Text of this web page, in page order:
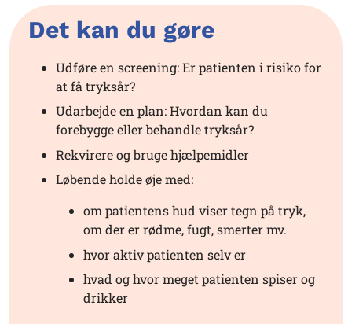
Det kan du gøre
Udføre en screening: Er patienten i risiko for
at få tryksår?
Udarbejde en plan: Hvordan kan du
forebygge eller behandle tryksår?
Rekvirereogbrugehjælpemidler
Løbende holde øje med:
om patientens hud viser tegn på tryk,
om der er rødme,fugt, smerter mv.
hvor aktiv patienten selv er
hvad og hvor meget patienten spiser og
drikker